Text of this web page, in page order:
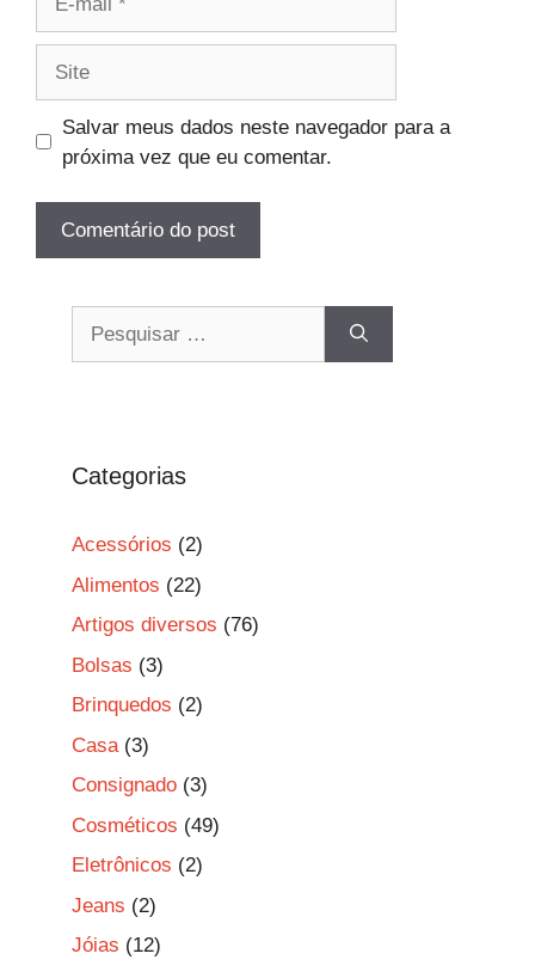
Salvar meus dados neste navegador para a
próxima vez que eu comentar.
Categorias
Acessórios (2)
Alimentos (22)
Artigos diversos (76)
Bolsas (3)
Brinquedos (2)
Casa (3)
Consignado (3)
Cosméticos (49)
Eletrônicos (2)
Jeans (2)
Jóias (12)